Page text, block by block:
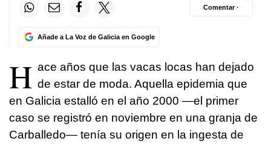
Añade a La Voz de Galicia en Google
Comentar ·
H ace años que las vacas locas han dejado
de estar de moda. Aquella epidemia que
en Galicia estalló en el año 2000 —el primer
caso se registró en noviembre en una granja de
Carballedo— tenía su origen en la ingesta de